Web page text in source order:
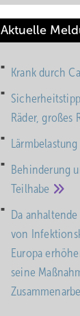
Aktuelle
Krank durch
Räder, großes
Behinderung
Teil­habe
Da
von
Europa
seine